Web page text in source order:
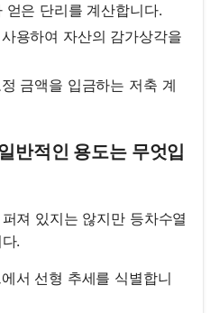
얻은 단리를 계산합니다.
용하여 자산의 감가상각을
금액을 입금하는 저축 계
반적인 용도는 무엇입
져 있지는 않지만 등차수열
.
서 선형 추세를 식별합니